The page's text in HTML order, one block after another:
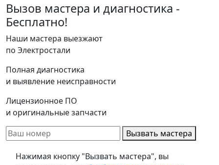
Вызов мастера и диагностика -
Бесплатно!
Наши мастера выезжают
по Электростали
Полная диагностика
и выявление неисправности
Лицензионное ПО
и оригинальные запчасти
Вызвать мастера
Нажимая кнопку "Вызвать мастера", вы